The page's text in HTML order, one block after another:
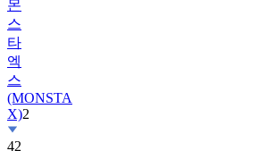
타
엑
스
(MONSTA
X)
42
르